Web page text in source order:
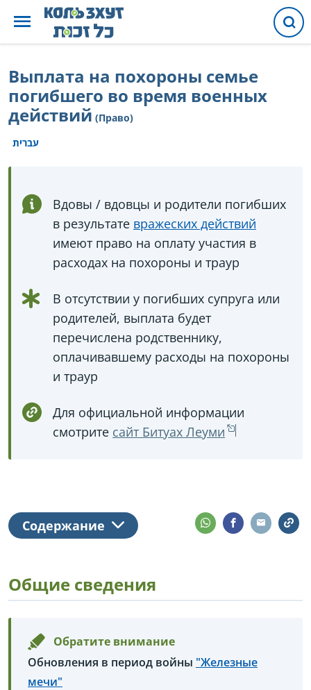
Выплата на похороны семье
погибшего во время военных
действий (Право)
עברית
Вдовы / вдовцы и родители погибших
в результате вражеских действий
имеют право на оплату участия в
расходах на похороны и траур
В отсутствии у погибших супруга или
родителей, выплата будет
перечислена родственнику,
оплачивавшему расходы на похороны
и траур
Для официальной информации
смотрите сайт Битуах Леуми
Содержание
Общие сведения
Обратите внимание
Обновления в период войны "Железные
мечи"